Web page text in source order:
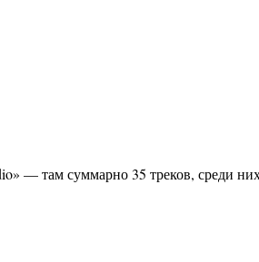
— там суммарно 35 треков, среди